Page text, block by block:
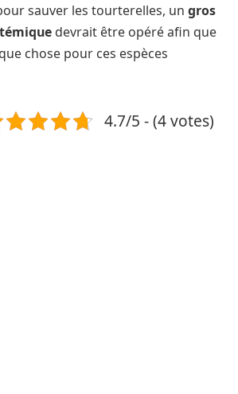
sauver les tourterelles, un gros
devrait être opéré afin que
chose pour ces espèces
4.7/5 - (4 votes)